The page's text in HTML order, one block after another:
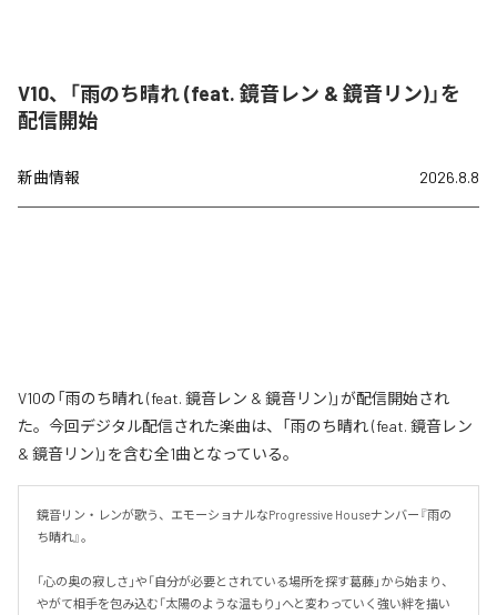
V10、「雨のち晴れ (feat. 鏡音レン & 鏡音リン)」を
配信開始
新曲情報 2026.8.8
V10の「雨のち晴れ (feat. 鏡音レン & 鏡音リン)」が配信開始され
た。今回デジタル配信された楽曲は、「雨のち晴れ (feat. 鏡音レン
& 鏡音リン)」を含む全1曲となっている。
鏡音リン・レンが歌う、エモーショナルなProgressive Houseナンバー『雨の
ち晴れ』。
「心の奥の寂しさ」や「自分が必要とされている場所を探す葛藤」から始まり、
やがて相手を包み込む「太陽のような温もり」へと変わっていく強い絆を描い